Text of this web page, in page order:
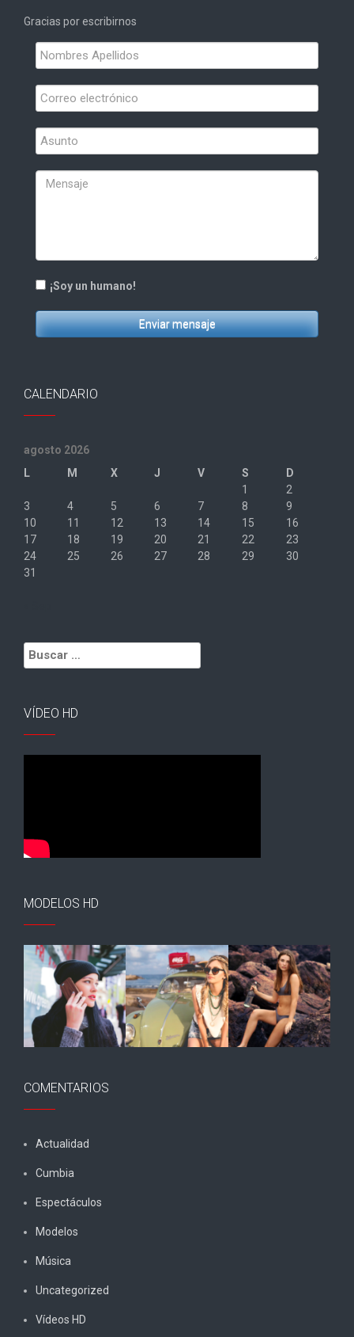
Gracias por escribirnos
¡Soy un humano!
Enviar mensaje
CALENDARIO
agosto 2026
L
M X J V S
D
1
2
3
4 5 6 7 8
9
10
11 12 13 14 15
16
17
18 19 20 21 22
23
24
25 26 27 28 29
30
31
Buscar:
VÍDEO HD
MODELOS HD
COMENTARIOS
Actualidad
Cumbia
Espectáculos
Modelos
Música
Uncategorized
Vídeos HD